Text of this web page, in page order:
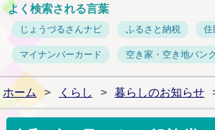
よく検索される言葉
じょうづるさんナビ ふるさと納税 住
マイナンバーカード 空き家・空き地バンク
ホーム > くらし > 暮らしのお知らせ